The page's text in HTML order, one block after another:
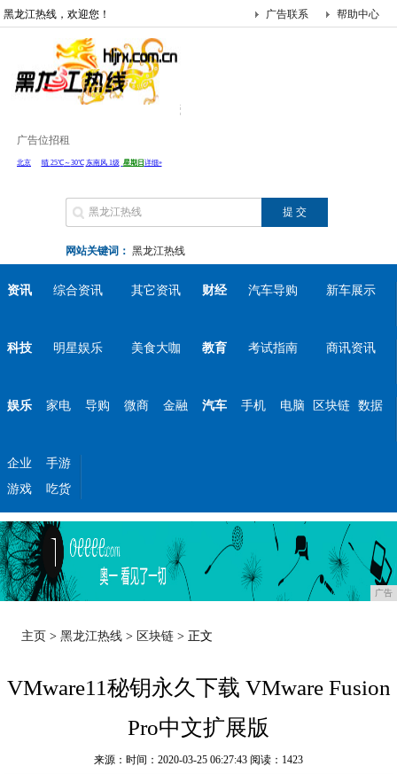
黑龙江热线，欢迎您！ 帮助中心
广告联系
广告位招租
网站关键词： 黑龙江热线
资讯 综合资讯 其它资讯 财经 汽车导购 新车展示
科技 明星娱乐 美食大咖 教育 考试指南 商讯资讯
娱乐 家电 导购 微商 金融 汽车 手机 电脑 区块链 数据
企业
手游
游戏
吃货
广告
主页 >黑龙江热线 > 区块链 > 正文
VMware11秘钥永久下载 VMware Fusion
Pro中文扩展版
来源：时间：2020-03-25 06:27:43 阅读：1423